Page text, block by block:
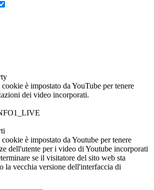
cookie è impostato da YouTube per tenere
dei video incorporati.
cookie è impostato da Youtube per tenere
dell'utente per i video di Youtube incorporati
se il visitatore del sito web sta
la vecchia versione dell'interfaccia di